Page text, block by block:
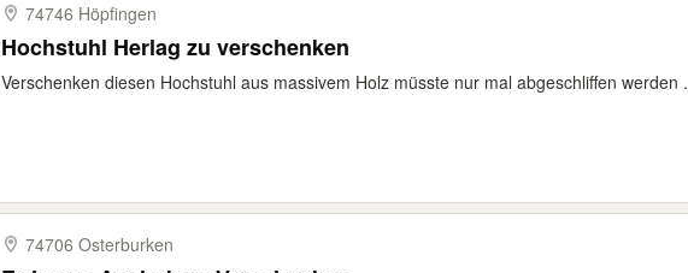
74746 Höpfingen
Hochstuhl Herlag zu verschenken
Verschenken diesen Hochstuhl aus massivem Holz müsste nur mal abgeschliffen werden .
74706 Osterburken